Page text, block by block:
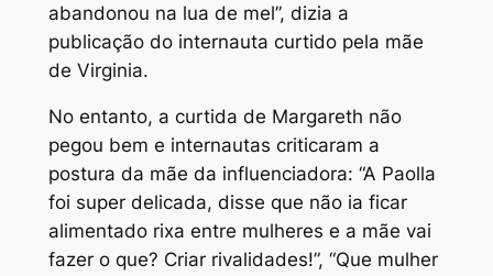
abandonou na lua de mel”, dizia a
publicação do internauta curtido pela mãe
de Virginia.
No entanto, a curtida de Margareth não
pegou bem e internautas criticaram a
postura da mãe da influenciadora: “A Paolla
foi super delicada, disse que não ia ficar
alimentado rixa entre mulheres e a mãe vai
fazer o que? Criar rivalidades!”, “Que mulher